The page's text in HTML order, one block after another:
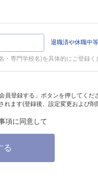
退職済や休職中
・専門学校名)を具体的にご登録く
員登録する」ボタンを押してくだ
れます(登録後、設定変更および
項に同意して
る